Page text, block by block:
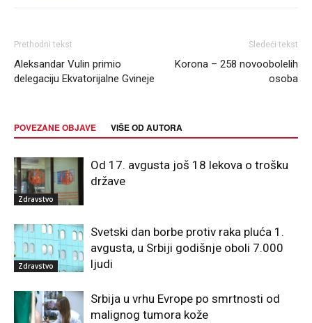
Prethodni tekst
Aleksandar Vulin primio
delegaciju Ekvatorijalne Gvineje
Sledeći tekst
Korona – 258 novoobolelih
osoba
POVEZANE OBJAVE VIŠE OD AUTORA
Zdravstvo
Od 17. avgusta još 18 lekova o trošku
države
Zdravstvo
Svetski dan borbe protiv raka pluća 1.
avgusta, u Srbiji godišnje oboli 7.000
ljudi
Srbija u vrhu Evrope po smrtnosti od
malignog tumora kože